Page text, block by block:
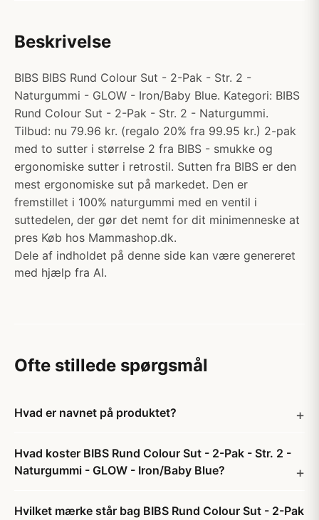
Beskrivelse
BIBS BIBS Rund Colour Sut - 2-Pak - Str. 2 -
Naturgummi - GLOW - Iron/Baby Blue. Kategori: BIBS
Rund Colour Sut - 2-Pak - Str. 2 - Naturgummi.
Tilbud: nu 79.96 kr. (regalo 20% fra 99.95 kr.) 2-pak
med to sutter i størrelse 2 fra BIBS - smukke og
ergonomiske sutter i retrostil. Sutten fra BIBS er den
mest ergonomiske sut på markedet. Den er
fremstillet i 100% naturgummi med en ventil i
suttedelen, der gør det nemt for dit minimenneske at
pres Køb hos Mammashop.dk.
Dele af indholdet på denne side kan være genereret
med hjælp fra AI.
Ofte stillede spørgsmål
Hvad er navnet på produktet?
Hvad koster BIBS Rund Colour Sut - 2-Pak - Str. 2 -
Naturgummi - GLOW - Iron/Baby Blue?
Hvilket mærke står bag BIBS Rund Colour Sut - 2-Pak